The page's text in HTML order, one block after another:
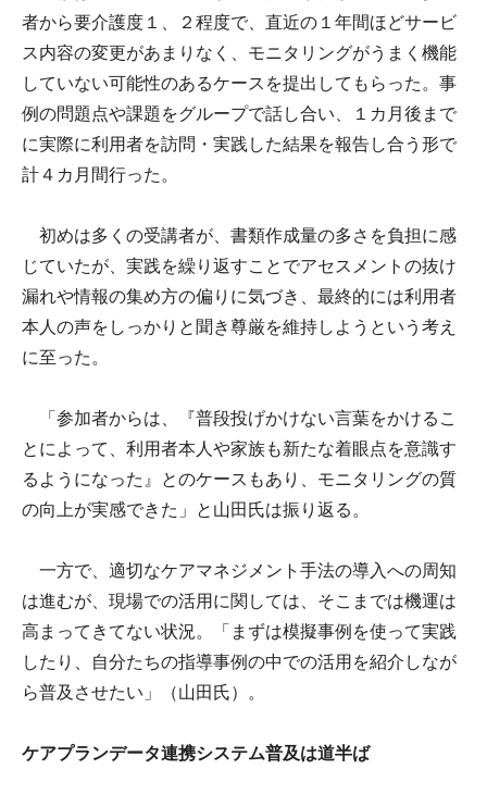
者から要介護度１、２程度で、直近の１年間ほどサービ
ス内容の変更があまりなく、モニタリングがうまく機能
していない可能性のあるケースを提出してもらった。事
例の問題点や課題をグループで話し合い、１カ月後まで
に実際に利用者を訪問・実践した結果を報告し合う形で
計４カ月間行った。
初めは多くの受講者が、書類作成量の多さを負担に感
じていたが、実践を繰り返すことでアセスメントの抜け
漏れや情報の集め方の偏りに気づき、最終的には利用者
本人の声をしっかりと聞き尊厳を維持しようという考え
に至った。
「参加者からは、『普段投げかけない言葉をかけるこ
とによって、利用者本人や家族も新たな着眼点を意識す
るようになった』とのケースもあり、モニタリングの質
の向上が実感できた」と山田氏は振り返る。
一方で、適切なケアマネジメント手法の導入への周知
は進むが、現場での活用に関しては、そこまでは機運は
高まってきてない状況。「まずは模擬事例を使って実践
したり、自分たちの指導事例の中での活用を紹介しなが
ら普及させたい」（山田氏）。
ケアプランデータ連携システム普及は道半ば